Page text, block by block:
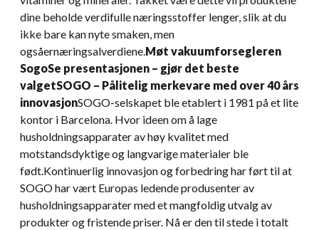
dine beholde verdifulle næringsstoffer lenger, slik at du
ikke bare kan nyte smaken, men
ogsåernæringsalverdiene. Møt vakuumforsegleren
SogoSe presentasjonen – gjør det beste
valgetSOGO – Pålitelig merkevare med over 40 års
innovasjonSOGO-selskapet ble etablert i 1981 på et lite
kontor i Barcelona. Hvor ideen om å lage
husholdningsapparater av høy kvalitet med
motstandsdyktige og langvarige materialer ble
født.Kontinuerlig innovasjon og forbedring har ført til at
SOGO har vært Europas ledende produsenter av
husholdningsapparater med et mangfoldig utvalg av
produkter og fristende priser. Nå er den til stede i totalt